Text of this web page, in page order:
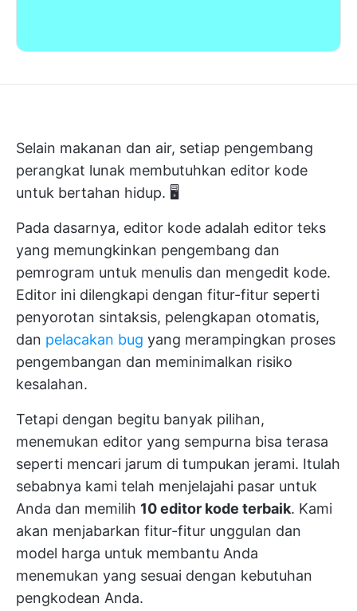
Selain makanan dan air, setiap pengembang
perangkat lunak membutuhkan editor kode
untuk bertahan hidup. 🖥️
Pada dasarnya, editor kode adalah editor teks
yang memungkinkan pengembang dan
pemrogram untuk menulis dan mengedit kode.
Editor ini dilengkapi dengan fitur-fitur seperti
penyorotan sintaksis, pelengkapan otomatis,
dan pelacakan bug yang merampingkan proses
pengembangan dan meminimalkan risiko
kesalahan.
Tetapi dengan begitu banyak pilihan,
menemukan editor yang sempurna bisa terasa
seperti mencari jarum di tumpukan jerami. Itulah
sebabnya kami telah menjelajahi pasar untuk
Anda dan memilih 10 editor kode terbaik. Kami
akan menjabarkan fitur-fitur unggulan dan
model harga untuk membantu Anda
menemukan yang sesuai dengan kebutuhan
pengkodean Anda.